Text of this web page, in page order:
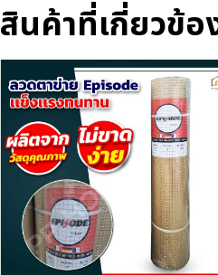
สินค้าที่เกี่ยวข้อ